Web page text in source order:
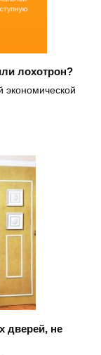
лохотрон?
экономической
дверей, не